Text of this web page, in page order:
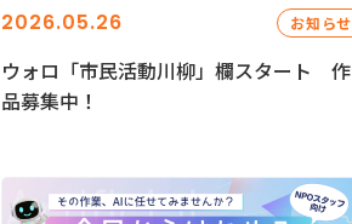
2026.05.26 お知らせ
ウォロ「市民活動川柳」欄スタート 作
品募集中！